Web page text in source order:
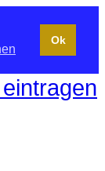
Ok